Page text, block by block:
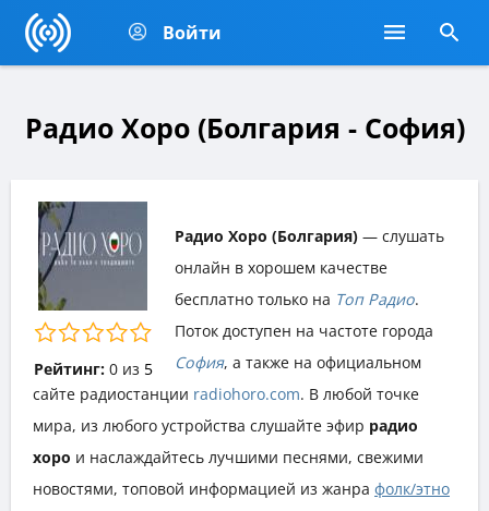
Войти
Радио Хоро (Болгария - София)
Рейтинг: 0из 5
Радио Хоро (Болгария) — слушать
онлайн в хорошем качестве
бесплатно только на Топ Радио.
Поток доступен на частоте города
София, а также на официальном
сайте радиостанции radiohoro.com. В любой точке
мира, из любого устройства слушайте эфир радио
хоро и наслаждайтесь лучшими песнями, свежими
новостями, топовой информацией из жанра фолк/этно